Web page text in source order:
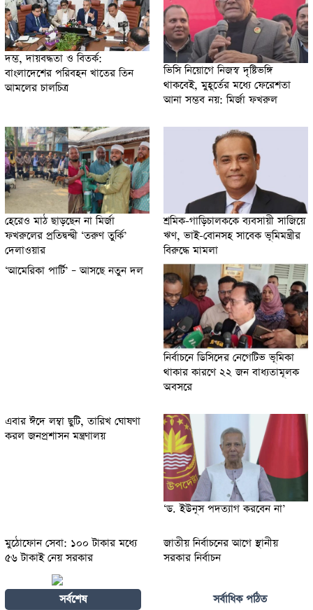
দম্ভ, দায়বদ্ধতা ও বিতর্ক:
বাংলাদেশের পরিবহন খাতের তিন
আমলের চালচিত্র
ভিসি নিয়োগে নিজস্ব দৃষ্টিভঙ্গি
থাকবেই, মুহূর্তের মধ্যে ফেরেশতা
আনা সম্ভব নয়: মির্জা ফখরুল
হেরেও মাঠ ছাড়ছেন না মির্জা
ফখরুলের প্রতিদ্বন্দ্বী ‘তরুণ তুর্কি’
দেলাওয়ার
শ্রমিক-গাড়িচালককে ব্যবসায়ী সাজিয়ে
ঋণ, ভাই-বোনসহ সাবেক ভূমিমন্ত্রীর
বিরুদ্ধে মামলা
‘আমেরিকা পার্টি’ – আসছে নতুন দল
নির্বাচনে ডিসিদের নেগেটিভ ভূমিকা
থাকার কারণে ২২ জন বাধ্যতামূলক
অবসরে
এবার ঈদে লম্বা ছুটি, তারিখ ঘোষণা
করল জনপ্রশাসন মন্ত্রণালয়
‘ড. ইউনূস পদত্যাগ করবেন না’
মুঠোফোন সেবা: ১০০ টাকার মধ্যে
৫৬ টাকাই নেয় সরকার
জাতীয় নির্বাচনের আগে স্থানীয়
সরকার নির্বাচন
সর্বশেষ সর্বাধিক পঠিত